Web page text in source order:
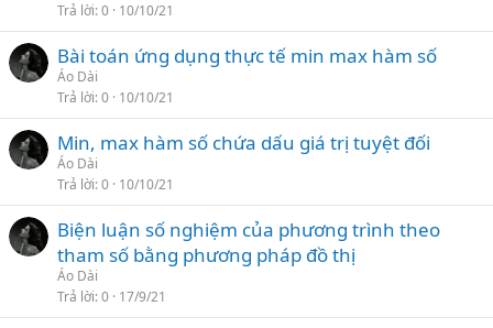
Trả lời 0 10/10/21
Bài toán ứng dụng thực tế min max hàm số
Áo Dài
Trả lời 0 10/10/21
Min, max hàm số chứa dấu giá trị tuyệt đối
Áo Dài
Trả lời 0 10/10/21
Biện luận số nghiệm của phương trình theo
tham số bằng phương pháp đồ thị
Áo Dài
Trả lời 0 17/9/21